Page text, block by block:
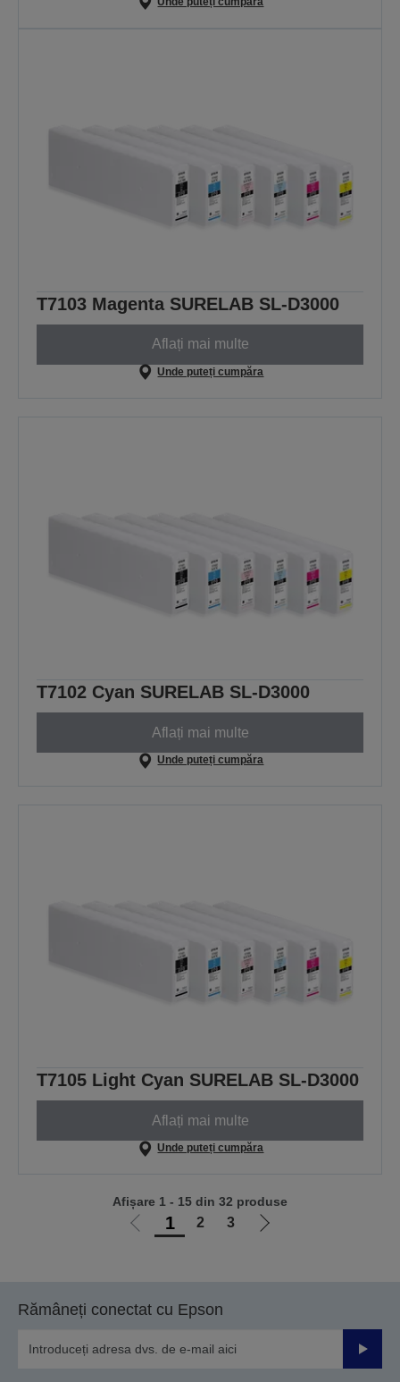
T7103 Magenta SURELAB SL-D3000
Aflați mai multe
Unde puteți cumpăra
T7102 Cyan SURELAB SL-D3000
Aflați mai multe
Unde puteți cumpăra
T7105 Light Cyan SURELAB SL-D3000
Aflați mai multe
Unde puteți cumpăra
Mergi
1 2 3
Mergi
Afișare 1 - 15 din 32 produse
Rămâneți conectat cu Epson